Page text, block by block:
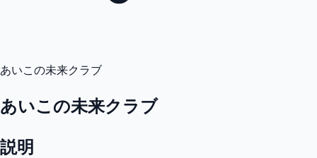
あいこの未来クラブ
あいこの未来クラブ
説明